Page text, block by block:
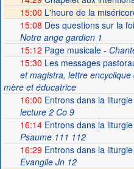
15:00 L'heure de la
15:08 Des questions sur la
Notre ange gardien 1
15:12 Page musicale-
15:30 Les messages
et magistra, lettre
mère et éducatrice
16:00 Entrons dans la liturgie
lecture 2 Co 9
16:14Entrons dans la liturgie
Psaume 111 112
16:29Entrons dans la liturgie
Evangile Jn 12